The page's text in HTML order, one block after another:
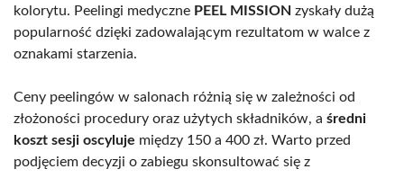
kolorytu. Peelingi medyczne PEEL MISSION zyskały dużą
popularność dzięki zadowalającym rezultatom w walce z
oznakami starzenia.
Ceny peelingów w salonach różnią się w zależności od
złożoności procedury oraz użytych składników, a średni
koszt sesji oscyluje między 150 a 400 zł. Warto przed
podjęciem decyzji o zabiegu skonsultować się z